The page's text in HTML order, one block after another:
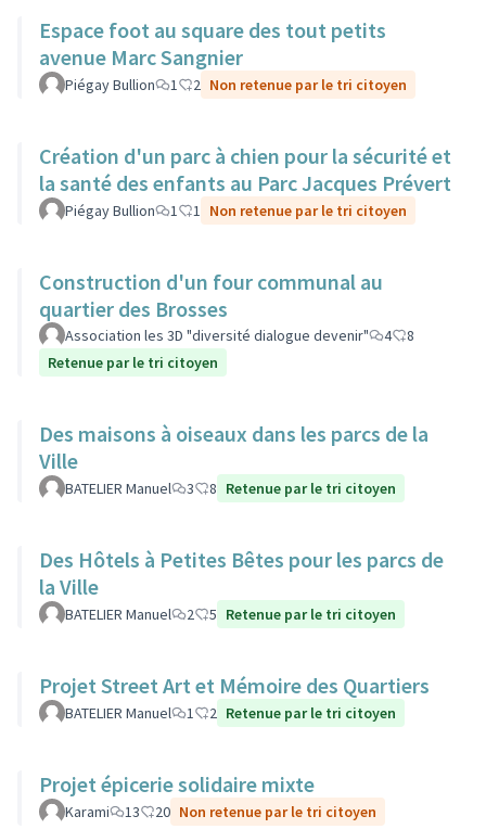
Espace foot au square des tout petits
avenue Marc Sangnier
Piégay Bullion 1 2 Non retenue par le tri citoyen
Création d'un parc à chien pour la sécurité et
la santé des enfants au Parc Jacques Prévert
Piégay Bullion 1 1 Non retenue par le tri citoyen
Construction d'un four communal au
quartier des Brosses
Association les 3D "diversité dialogue devenir" 4
8
Retenue par le tri citoyen
Des maisons à oiseaux dans les parcs de la
Ville
BATELIER Manuel 3 8 Retenue par le tri citoyen
Des Hôtels à Petites Bêtes pour les parcs de
la Ville
BATELIER Manuel 2 5 Retenue par le tri citoyen
Projet Street Art et Mémoire des Quartiers
BATELIER Manuel 1 2 Retenue par le tri citoyen
Projet épicerie solidaire mixte
Karami 13 20 Non retenue par le tri citoyen